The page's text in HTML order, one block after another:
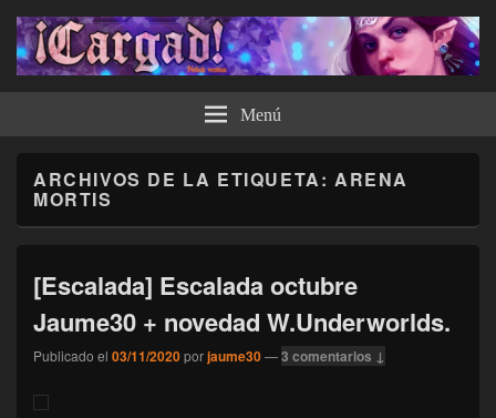
¡Cargad! Menú
ARCHIVOS DE LA ETIQUETA:ARENA
MORTIS
[Escalada] Escalada octubre
Jaume30 + novedad W.Underworlds.
Publicado el 03/11/2020porjaume30—3 comentarios ↓